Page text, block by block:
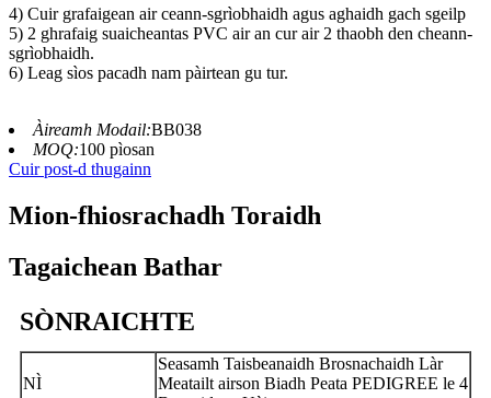
4) Cuir grafaigean air ceann-sgrìobhaidh agus aghaidh gach sgeilp
5) 2 ghrafaig suaicheantas PVC air an cur air 2 thaobh den cheann-
sgrìobhaidh.
6) Leag sìos pacadh nam pàirtean gu tur.
Àireamh Modail:BB038
MOQ:100 pìosan
Cuir post-d thugainn
Mion-fhiosrachadh Toraidh
Tagaichean Bathar
SÒNRAICHTE
NÌ
Seasamh Taisbeanaidh Brosnachaidh Làr
Meatailt airson Biadh Peata PEDIGREE le 4